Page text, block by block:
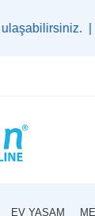
|
EV YAŞAM